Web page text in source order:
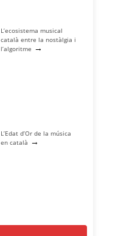
L’ecosistema musical
català entre la nostàlgia i
l’algoritme →
L’Edat d’Or de la música
en català →